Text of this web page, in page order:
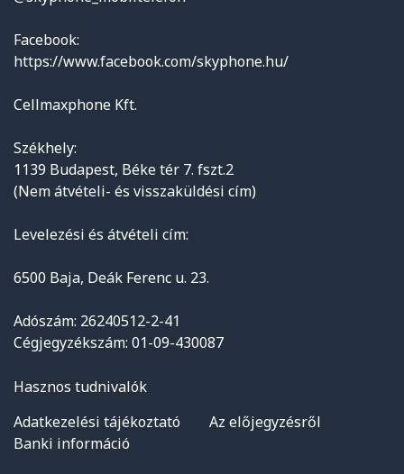
Facebook:
https://www.facebook.com/skyphone.hu/
Cellmaxphone Kft.
Székhely:
1139 Budapest, Béke tér 7. fszt.2
(Nem átvételi- és visszaküldési cím)
Levelezési és átvételi cím:
6500 Baja, Deák Ferenc u. 23.
Adószám: 26240512-2-41
Cégjegyzékszám: 01-09-430087
Hasznos tudnivalók
Adatkezelési tájékoztató
Banki információ
Az előjegyzésről